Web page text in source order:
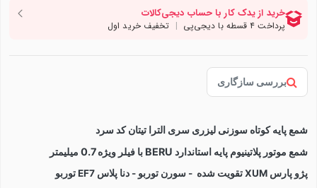
بررسی سازگاری
شمع پایه کوتاه سوزنی لیزری سری الترا تیتان کد سرد
شمع موتور پلاتینیوم پایه استاندارد BERU با فیلر ویژه 0.7 میلیمتر
پژو پارس XUM تقویت شده - سورن توربو - دنا پلاس EF7 توربو